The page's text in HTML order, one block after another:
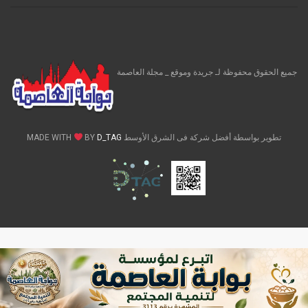
جميع الحقوق محفوظة لـ جريدة وموقع _ مجلة العاصمة
تطوير بواسطة أفضل شركة فى الشرق الأوسط MADE WITH BY D_TAG